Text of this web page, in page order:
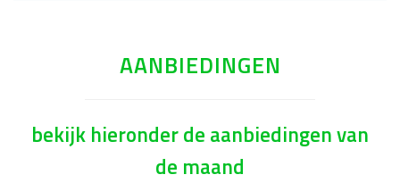
AANBIEDINGEN
bekijk hieronder de aanbiedingen van
de maand